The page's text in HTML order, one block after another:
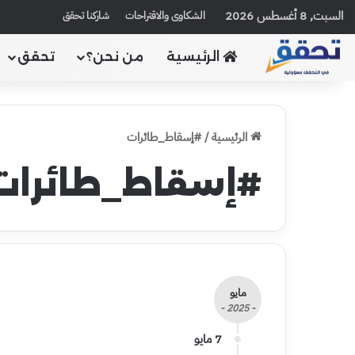
السبت, 8 أغسطس 2026 الشكاوى والاقتراحات شاركنا تحقق
الرئيسية من نحن؟ تحقق
الرئيسية/#إسقاط_طائرات
مايو
- 2025 -
7 مايو